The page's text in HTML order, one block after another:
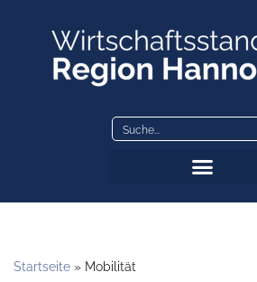
Startseite » Mobilität